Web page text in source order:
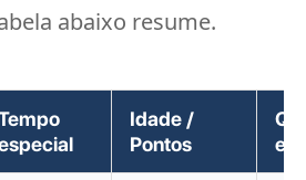
abaixo resume.
Idade /
Pontos